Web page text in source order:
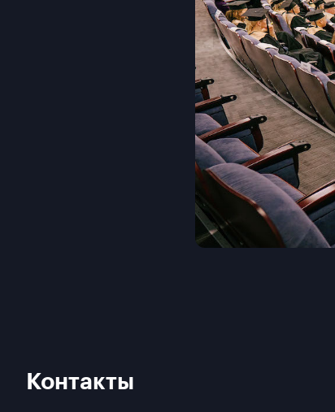
слушателей, за
слушателей и
Обучение
Обучение
бизнеса и
деловые игры,
индивидуальные
посещение
Регулярные
являются
обсуждения
Контакты